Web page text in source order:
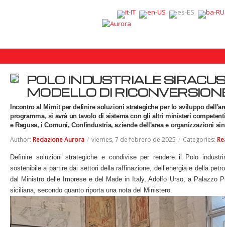
POLO INDUSTRIALE
MODELLO DI
Incontro al Mimit per definire soluzioni strategiche per lo sviluppo
programma, si avrà un tavolo di sistema con gli altri ministeri
e Ragusa, i Comuni, Confindustria, aziende dell'area e organizzazioni
Author: Redazione Aurora / viernes, 7 de febrero de 2025 / Categories:
Definire soluzioni strategiche e condivise per rendere il Polo
sostenibile a partire dai settori della raffinazione, dell’energia e della
dal Ministro delle Imprese e del Made in Italy, Adolfo Urso, a Palazzo
siciliana, secondo quanto riporta una nota del Ministero.